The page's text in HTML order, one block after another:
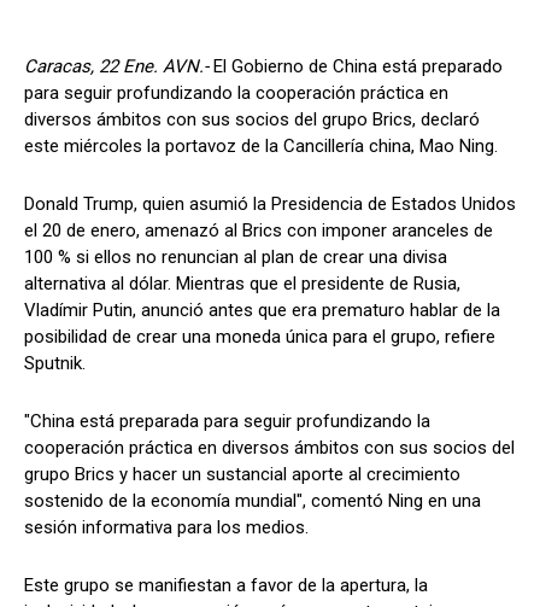
Caracas, 22 Ene. AVN.-El Gobierno de China está preparado
para seguir profundizando la cooperación práctica en
diversos ámbitos con sus socios del grupo Brics, declaró
este miércoles la portavoz de la Cancillería china, Mao Ning.
Donald Trump, quien asumió la Presidencia de Estados Unidos
el 20 de enero, amenazó al Brics con imponer aranceles de
100 % si ellos no renuncian al plan de crear una divisa
alternativa al dólar. Mientras que el presidente de Rusia,
Vladímir Putin, anunció antes que era prematuro hablar de la
posibilidad de crear una moneda única para el grupo, refiere
Sputnik.
"China está preparada para seguir profundizando la
cooperación práctica en diversos ámbitos con sus socios del
grupo Brics y hacer un sustancial aporte al crecimiento
sostenido de la economía mundial", comentó Ning en una
sesión informativa para los medios.
Este grupo se manifiestan a favor de la apertura, la